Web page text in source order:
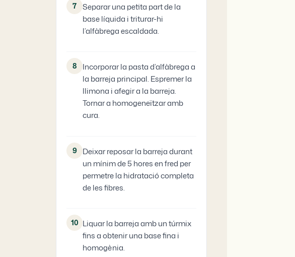
7
Separar una petita part de la
base líquida i triturar-hi
l’alfàbrega escaldada.
8
Incorporar la pasta d’alfàbrega a
la barreja principal. Espremer la
llimona i afegir a la barreja.
Tornar a homogeneïtzar amb
cura.
9
Deixar reposar la barreja durant
un mínim de 5 hores en fred per
permetre la hidratació completa
de les fibres.
10 Liquar la barreja amb un túrmix
fins a obtenir una base fina i
homogènia.